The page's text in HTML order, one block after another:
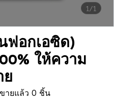
1/1
ฟอกเอซิด)
ให้ความ
ย
ขายแล้ว 0 ชิ้น